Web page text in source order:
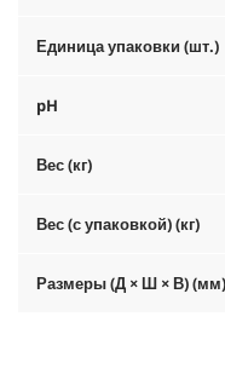
Единица упаковки (шт.)
pH
Вес (кг)
Вес (с упаковкой) (кг)
Размеры (Д × Ш × В) (мм)